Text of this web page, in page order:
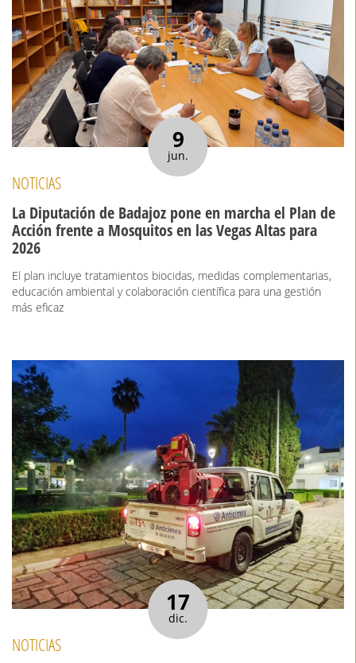
9
jun.
NOTICIAS
La Diputación de Badajoz pone en marcha el Plan de
Acción frente a Mosquitos en las Vegas Altas para
2026
El plan incluye tratamientos biocidas, medidas complementarias,
educación ambiental y colaboración científica para una gestión
más eficaz
17
dic.
NOTICIAS